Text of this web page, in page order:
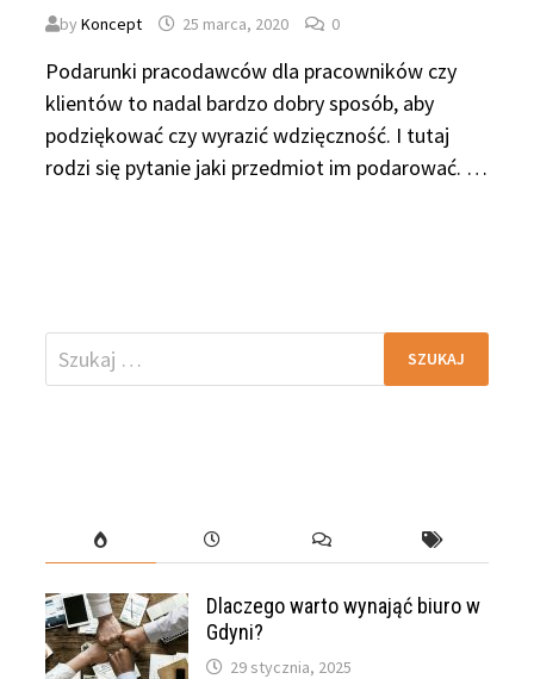
byKoncept 25 marca, 2020 0
Podarunki pracodawców dla pracowników czy
klientów to nadal bardzo dobry sposób, aby
podziękować czy wyrazić wdzięczność. I tutaj
rodzi się pytanie jaki przedmiot im podarować. …
Szukaj:
Dlaczego warto wynająć biuro w
Gdyni?
29 stycznia, 2025